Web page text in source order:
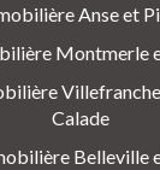
Anse et
Montmerle
Calade
Belleville